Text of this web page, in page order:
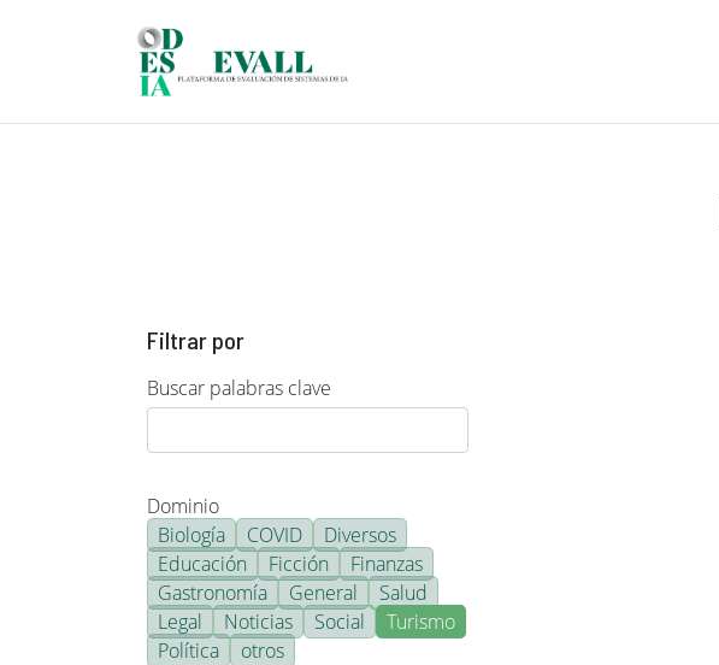
Filtrar por
Buscar palabras clave
Dominio
Biología
COVID
Diversos
Educación
Ficción
Finanzas
Gastronomía
General
Salud
Legal
Noticias Social
Turismo
Política
otros